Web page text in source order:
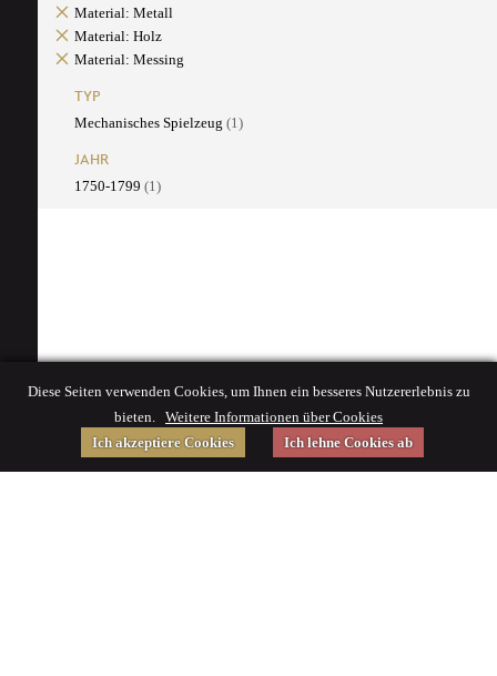
Material: Metall
Material: Holz
Material: Messing
TYP
Mechanisches Spielzeug (1)
JAHR
1750-1799 (1)
Diese Seiten verwenden Cookies, um Ihnen ein besseres Nutzererlebnis zu
bieten. Weitere Informationen über Cookies
Ich akzeptiere Cookies
Ich lehne Cookies ab